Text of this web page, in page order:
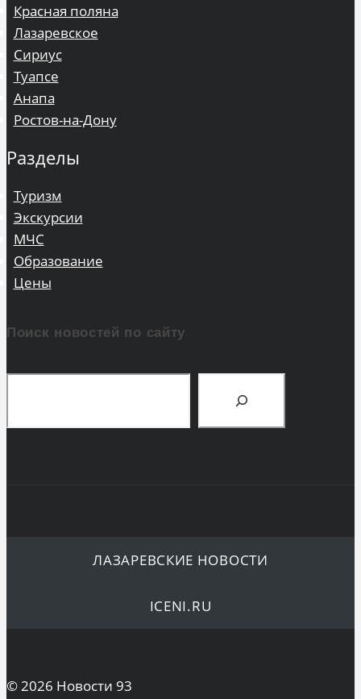
Красная поляна
Лазаревское
Сириус
Туапсе
Анапа
Ростов-на-Дону
Разделы
Туризм
Экскурсии
МЧС
Образование
Цены
Поиск новостей по сайту
ЛАЗАРЕВСКИЕ НОВОСТИ
ICENI.RU
© 2026 Новости 93